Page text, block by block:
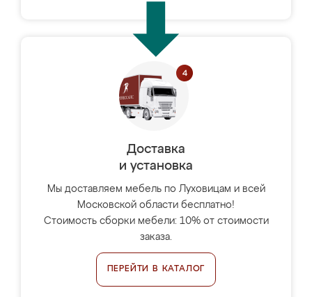
Доставка
и установка
Мы доставляем мебель по Луховицам и всей
Московской области бесплатно!
Стоимость сборки мебели: 10% от стоимости
заказа.
ПЕРЕЙТИ В КАТАЛОГ